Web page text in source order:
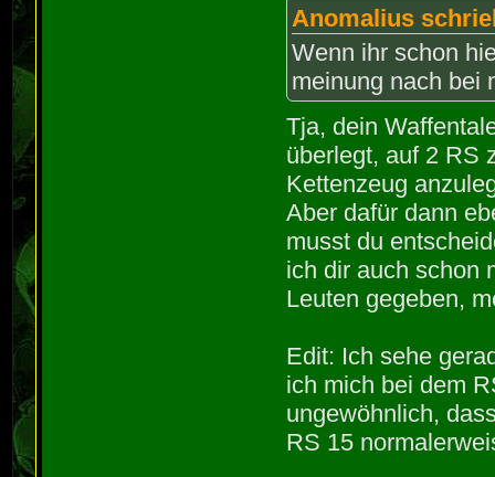
Anomalius
Wenn ihr schon
meinung nach bei
Tja, dein
überlegt, auf 2 RS
Kettenzeug
Aber dafür dann
musst du
ich dir auch schon
Leuten gegeben,
Edit: Ich sehe
ich mich bei dem
ungewöhnlich,
RS 15